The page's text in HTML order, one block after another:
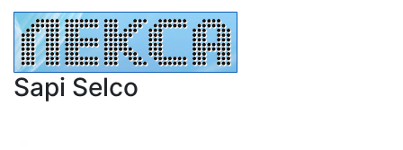
Sapi Selco